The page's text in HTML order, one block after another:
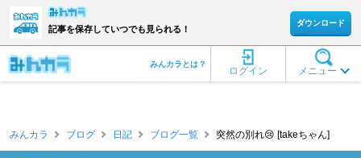
記事を保存していつでも見られる！
ダウンロード
メニュー
ログイン
みんカラとは？
みんカラ ブログ 日記 ブログ一覧 突然の別れ😢 [takeちゃん]